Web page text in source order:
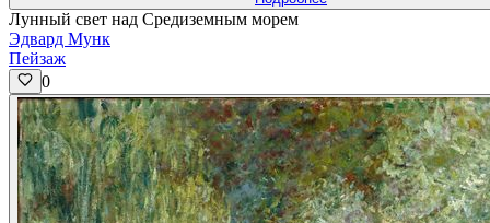
Лунный свет над Средиземным морем
Эдвард Мунк
Пейзаж
0